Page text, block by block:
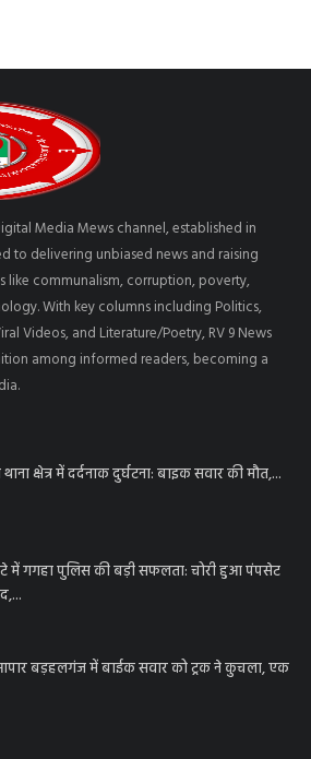
Media Mews channel, established in
to delivering unbiased news and raising
like communalism, corruption, poverty,
With key columns including Politics,
Videos, and Literature/Poetry, RV 9 News
among informed readers, becoming a
क्षेत्र में दर्दनाक दुर्घटना: बाइक सवार की मौत,...
में गगहा पुलिस की बड़ी सफलता: चोरी हुआ पंपसेट
बड़हलगंज में बाईक सवार को ट्रक ने कुचला, एक